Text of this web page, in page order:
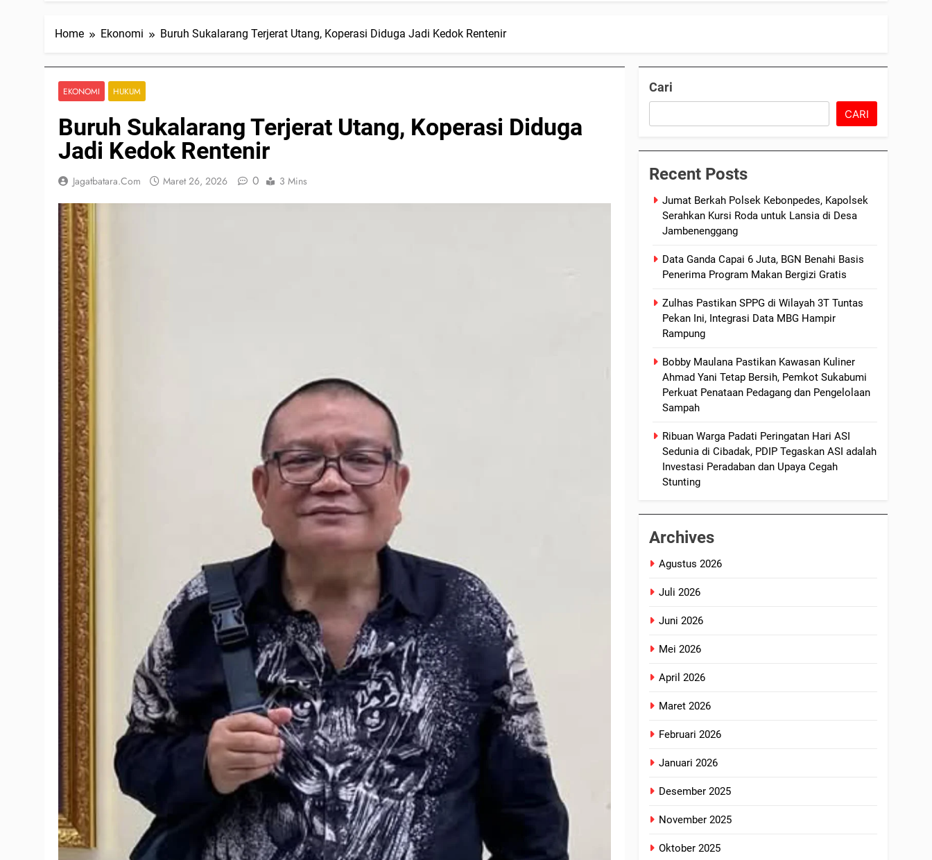
Home Ekonomi Buruh Sukalarang Terjerat Utang, Koperasi Diduga Jadi Kedok Rentenir
EKONOMI HUKUM
Buruh Sukalarang Terjerat Utang, Koperasi Diduga
Jadi Kedok Rentenir
Jagatbatara.com Maret 26, 2026 0 3 Mins
Cari
CARI
Recent Posts
Jumat Berkah Polsek Kebonpedes, Kapolsek
Serahkan Kursi Roda untuk Lansia di Desa
Jambenenggang
Data Ganda Capai 6 Juta, BGN Benahi Basis
Penerima Program Makan Bergizi Gratis
Zulhas Pastikan SPPG di Wilayah 3T Tuntas
Pekan Ini, Integrasi Data MBG Hampir
Rampung
Bobby Maulana Pastikan Kawasan Kuliner
Ahmad Yani Tetap Bersih, Pemkot Sukabumi
Perkuat Penataan Pedagang dan Pengelolaan
Sampah
Ribuan Warga Padati Peringatan Hari ASI
Sedunia di Cibadak, PDIP Tegaskan ASI adalah
Investasi Peradaban dan Upaya Cegah
Stunting
Archives
Agustus 2026
Juli 2026
Juni 2026
Mei 2026
April 2026
Maret 2026
Februari 2026
Januari 2026
Desember 2025
November 2025
Oktober 2025